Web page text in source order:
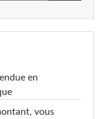
en
vous